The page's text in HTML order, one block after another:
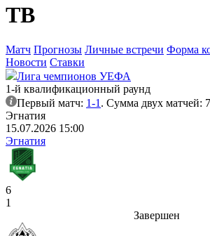
ТВ
Матч Прогнозы Личные встречи Форма
Новости Ставки
Лига чемпионов УЕФА
1-й квалификационный раунд
Первый матч: 1-1 . Сумма двух матчей:
Эгнатия
15.07.2026 15:00
Эгнатия
6
1
Завершен